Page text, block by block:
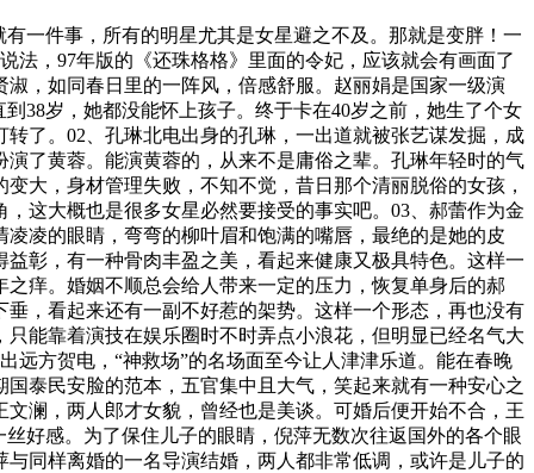
一件事，所有的明星尤其是女星避之不及。那就是变胖！一
，97年版的《还珠格格》里面的令妃，应该就会有画面了
，如同春日里的一阵风，倍感舒服。赵丽娟是国家一级演
38岁，她都没能怀上孩子。终于卡在40岁之前，她生了个女
了。02、孔琳北电出身的孔琳，一出道就被张艺谋发掘，成
了黄蓉。能演黄蓉的，从来不是庸俗之辈。孔琳年轻时的气
大，身材管理失败，不知不觉，昔日那个清丽脱俗的女孩，
这大概也是很多女星必然要接受的事实吧。03、郝蕾作为金
凌的眼睛，弯弯的柳叶眉和饱满的嘴唇，最绝的是她的皮
彰，有一种骨肉丰盈之美，看起来健康又极具特色。这样一
痒。婚姻不顺总会给人带来一定的压力，恢复单身后的郝
，看起来还有一副不好惹的架势。这样一个形态，再也没有
能靠着演技在娱乐圈时不时弄点小浪花，但明显已经名气大
远方贺电，“神救场”的名场面至今让人津津乐道。能在春晚
泰民安脸的范本，五官集中且大气，笑起来就有一种安心之
澜，两人郎才女貌，曾经也是美谈。可婚后便开始不合，王
好感。为了保住儿子的眼睛，倪萍无数次往返国外的各个眼
同样离婚的一名导演结婚，两人都非常低调，或许是儿子的